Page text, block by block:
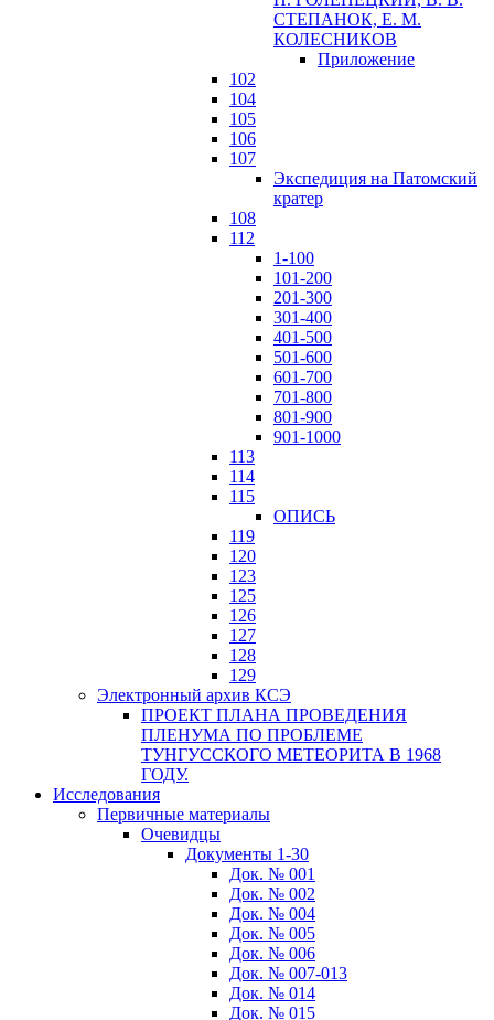
СТЕПАНОК, Е. М.
КОЛЕСНИКОВ
Приложение
102
104
105
106
107
Экспедиция на Патомский
кратер
108
112
1-100
101-200
201-300
301-400
401-500
501-600
601-700
701-800
801-900
901-1000
113
114
115
ОПИСЬ
119
120
123
125
126
127
128
129
Электронный архив КСЭ
ПРОЕКТ ПЛАНА ПРОВЕДЕНИЯ
ПЛЕНУМА ПО ПРОБЛЕМЕ
ТУНГУССКОГО МЕТЕОРИТА В 1968
ГОДУ.
Исследования
Первичные материалы
Очевидцы
Документы 1-30
Док. № 001
Док. № 002
Док. № 004
Док. № 005
Док. № 006
Док. № 007-013
Док. № 014
Док. № 015